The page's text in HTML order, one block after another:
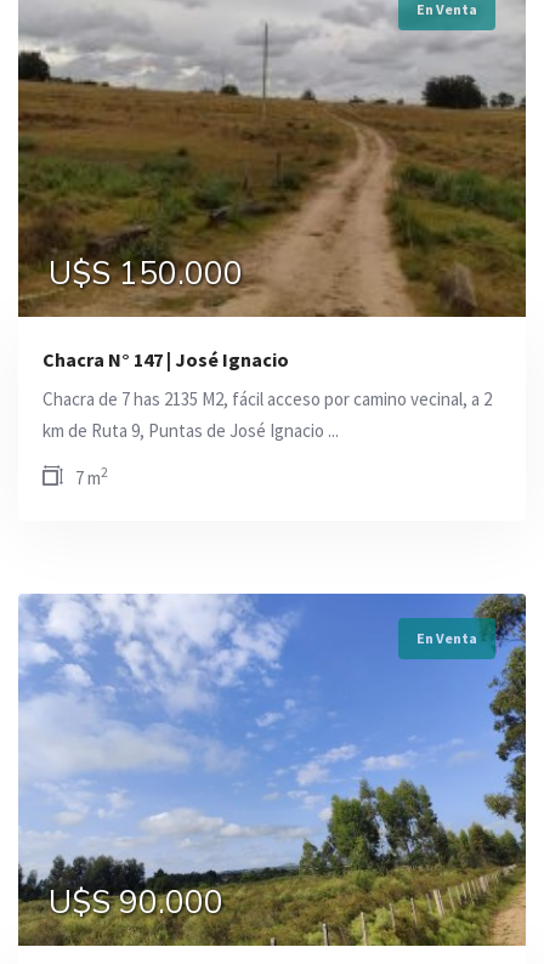
En Venta
U$S 150.000
Chacra N° 147 | José Ignacio
Chacra de 7 has 2135 M2, fácil acceso por camino vecinal, a 2
km de Ruta 9, Puntas de José Ignacio ...
7 m2
En Venta
U$S 90.000